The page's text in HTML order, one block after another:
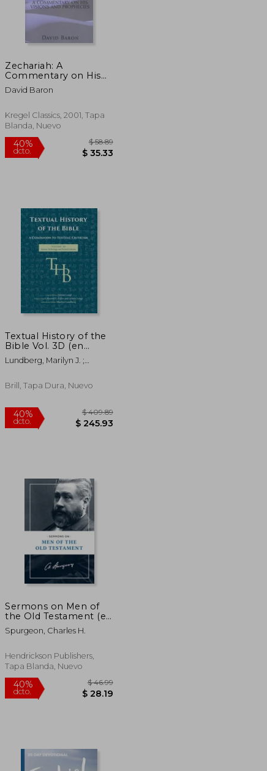
$ 288.39
$ 173.03
40%
dcto.
$ 88.15
Zechariah: A
Commentary on His
Visions and
Prophecies (en Inglés)
David Baron
Kregel Classics, 2001, Tapa
Blanda, Nuevo
40%
$ 347.41
$ 208.44
Textual History of the
Bible Vol. 3D (en
Inglés)
Lundberg, Marilyn J. ;
Brill, Tapa Dura, Nuevo
40%
dcto.
Sermons on Men of
the Old Testament (en
Inglés)
Spurgeon, Charles H.
Hendrickson Publishers,
Tapa Blanda, Nuevo